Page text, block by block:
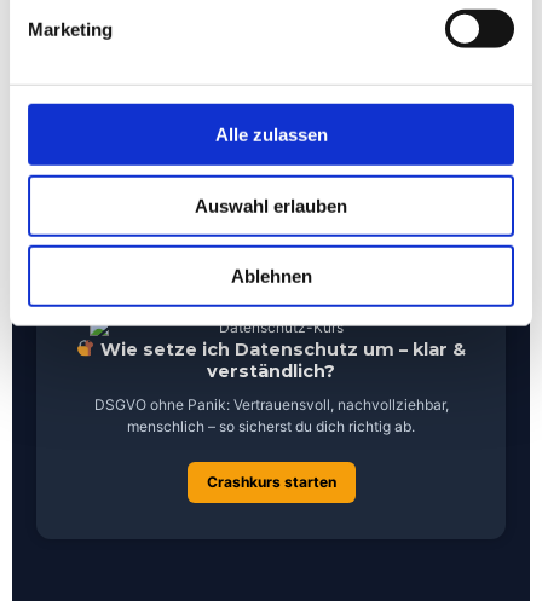
Marketing
Alle zulassen
Auswahl erlauben
Ablehnen
Mails?
persönlich und konvertierend.
E-Mail-Ideen entdecken
Wie setze ich Datenschutz um – klar &
verständlich?
DSGVO ohne Panik: Vertrauensvoll, nachvollziehbar,
menschlich – so sicherst du dich richtig ab.
Crashkurs starten